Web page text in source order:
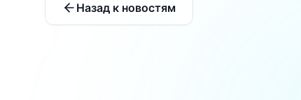
Назад к новостям